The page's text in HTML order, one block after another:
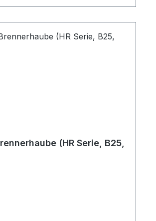
(HR Serie, B25,